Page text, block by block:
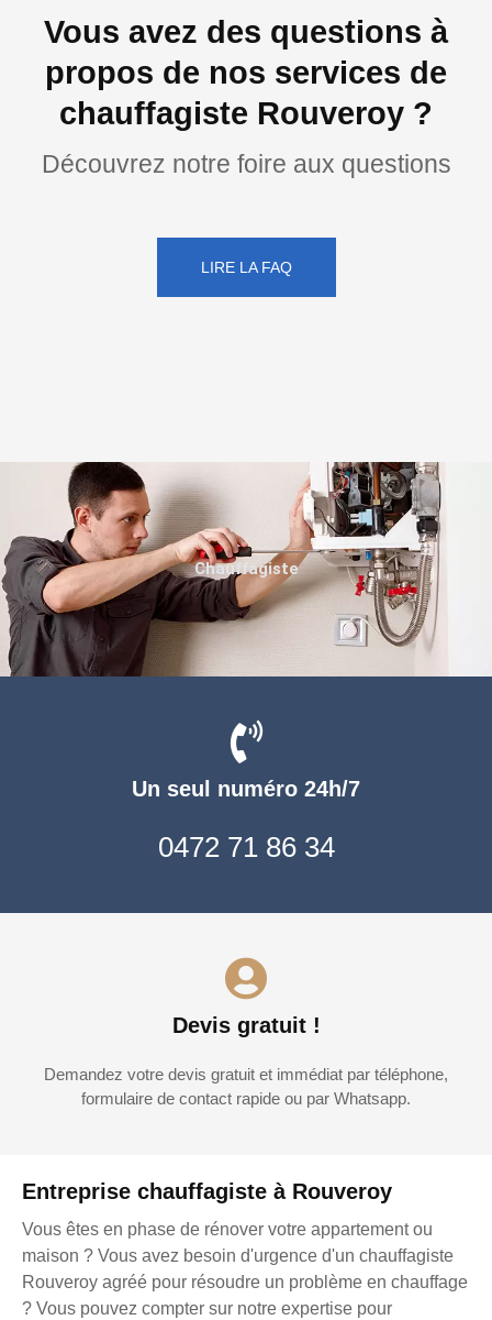
Vous avez des questions à
propos de nos services de
chauffagiste Rouveroy ?
Découvrez notre foire aux questions
LIRE LA FAQ
Entreprise chauffagiste à Rouveroy
Vous êtes en phase de rénover votre appartement ou
maison ? Vous avez besoin d'urgence d'un chauffagiste
Rouveroy agréé pour résoudre un problème en chauffage
? Vous pouvez compter sur notre expertise pour
Un seul numéro 24h/7
0472 71 86 34
Devis gratuit !
Demandez votre devis gratuit et immédiat par téléphone,
formulaire de contact rapide ou par Whatsapp.
Chauffagiste